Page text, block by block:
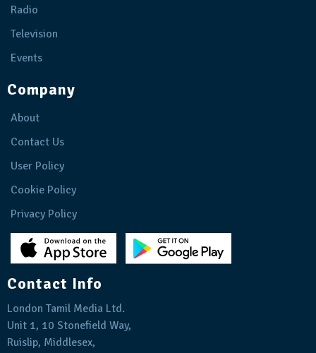
Radio
Television
Events
Company
About
Contact Us
User Policy
Cookie Policy
Privacy Policy
Contact Info
London Tamil Media Ltd.
Unit 1, 10 Stonefield Way,
Ruislip, Middlesex,